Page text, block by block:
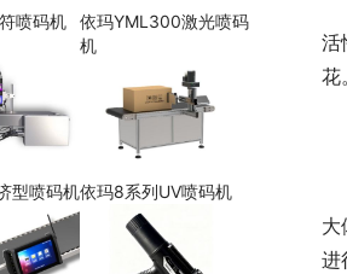
活
花
大
进
喷码机
依玛YML300激光喷码
机
型喷码机依玛8系列UV喷码机